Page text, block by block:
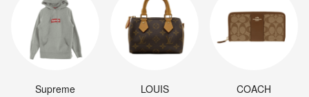
Supreme
LOUIS
COACH